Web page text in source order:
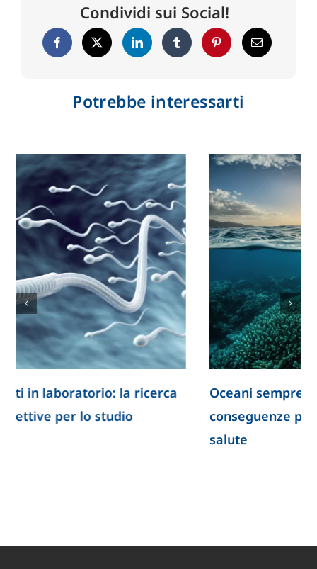
Condividi sui Social!
Potrebbe interessarti
Oceani sempre più caldi: quali sono le
conseguenze per il clima e per la nostra